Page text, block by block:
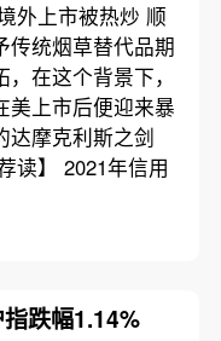
外上市被热炒 顺
传统烟草替代品期
在这个背景下，
美上市后便迎来暴
达摩克利斯之剑
读】 2021年信用
跌幅1.14%